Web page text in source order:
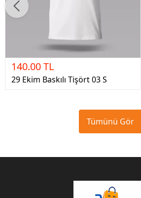
140.00 TL
29 Ekim Baskılı Tişört 03 S
Tümünü Gör